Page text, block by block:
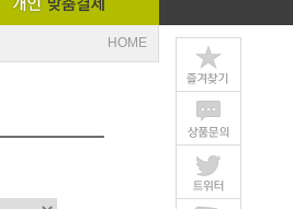
HOME